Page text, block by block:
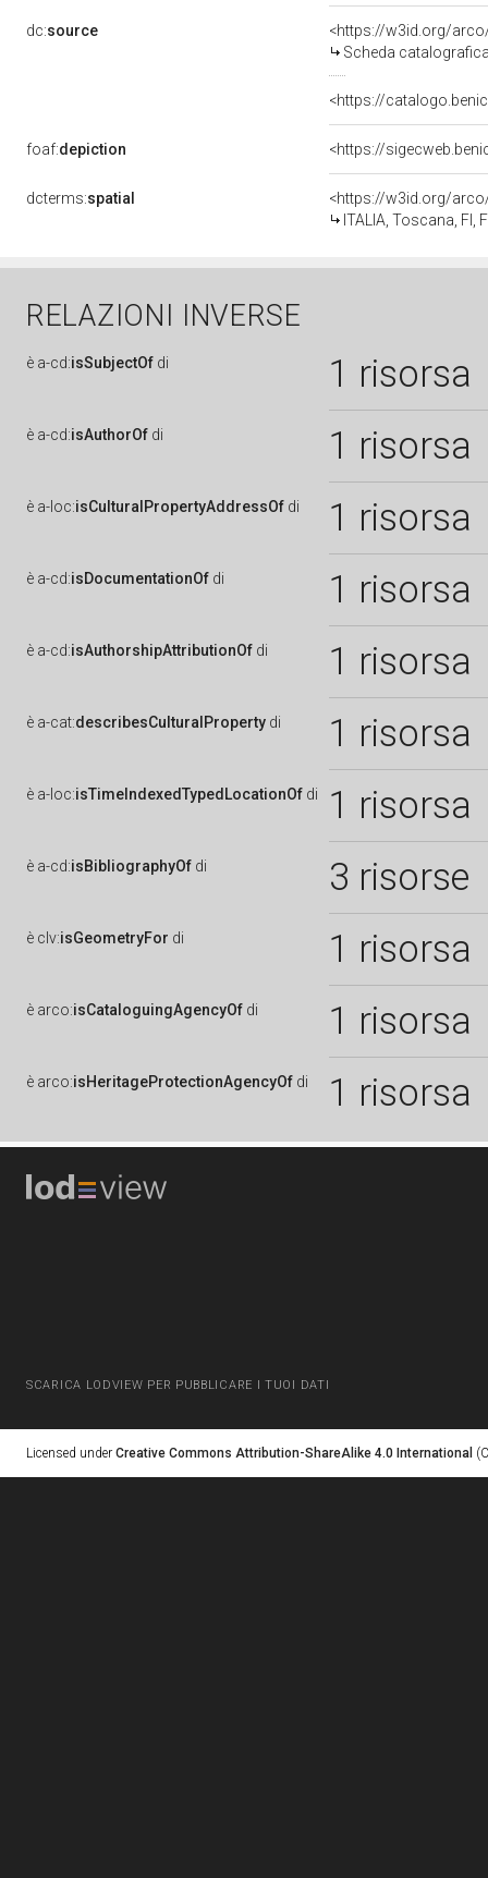
dc:source
<https://w3id.org/
Scheda
<https://
foaf:depiction <https://
dcterms:spatial
<https://w3id.org/
ITALIA, Toscana, FI,
RELAZIONI INVERSE
è a-cd:isSubjectOf di 1 risorsa
è a-cd:isAuthorOf di 1 risorsa
è a-loc:isCulturalPropertyAddressOf di 1 risorsa
è a-cd:isDocumentationOf di 1 risorsa
è a-cd:isAuthorshipAttributionOf di 1 risorsa
è a-cat:describesCulturalProperty di 1 risorsa
è a-loc:isTimeIndexedTypedLocationOf di 1 risorsa
è a-cd:isBibliographyOf di 3 risorse
è clv:isGeometryFor di 1 risorsa
è arco:isCataloguingAgencyOf di 1 risorsa
è arco:isHeritageProtectionAgencyOf di 1 risorsa
SCARICA LODVIEW PER PUBBLICARE I TUOI DATI
Licensed under Creative Commons Attribution-ShareAlike 4.0 International